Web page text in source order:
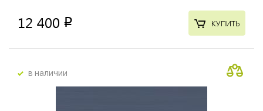
12 400 p КУПИТЬ
в наличии